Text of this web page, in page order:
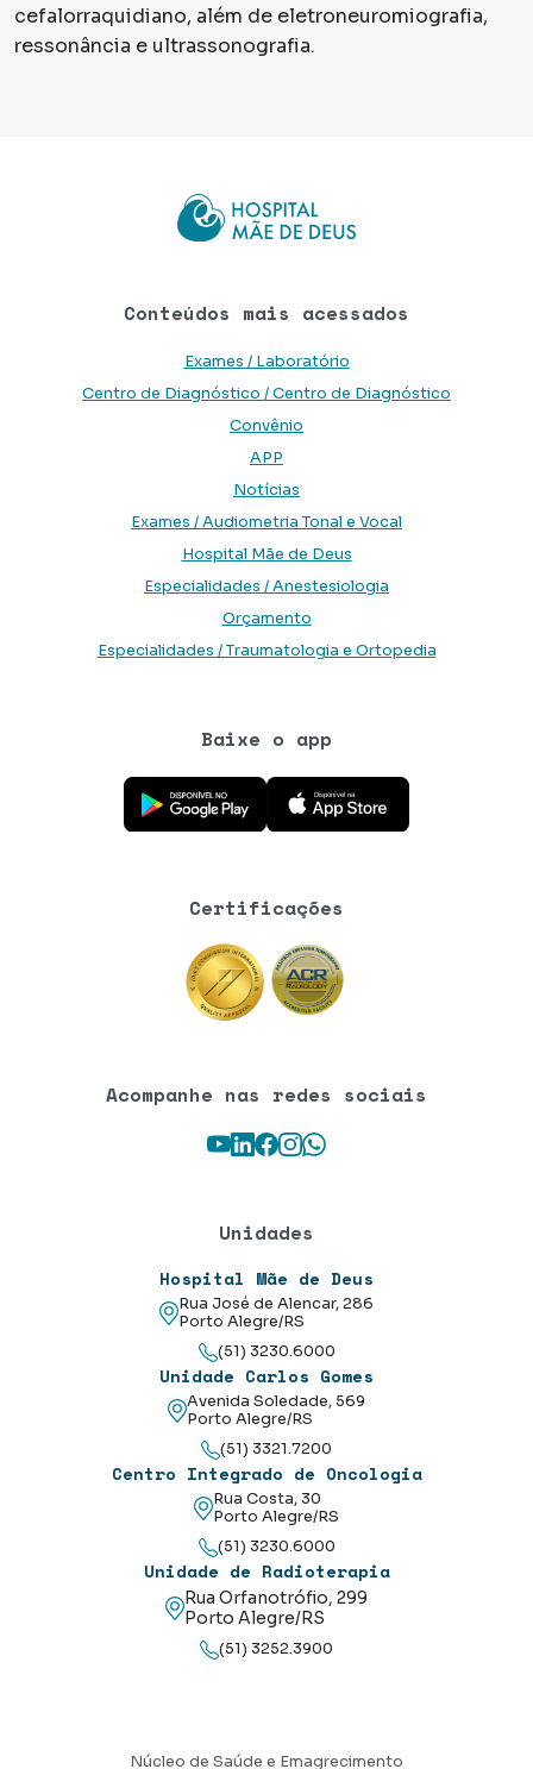
cefalorraquidiano, além de eletroneuromiografia,
ressonância e ultrassonografia.
Conteúdos mais acessados
Exames / Laboratório
Centro de Diagnóstico / Centro de Diagnóstico
Convênio
APP
Notícias
Exames / Audiometria Tonal e Vocal
Hospital Mãe de Deus
Especialidades / Anestesiologia
Orçamento
Especialidades / Traumatologia e Ortopedia
Baixe o app
Baixe o aplicativo na Google Play Store
Baixe o aplicativo na App Store
Certificações
Acompanhe nas redes sociais
Youtube
LinkedIn
Facebook
Instagram
WhatsApp
Unidades
Hospital Mãe de Deus
Rua José de Alencar, 286
Porto Alegre/RS
(51) 3230.6000
Unidade Carlos Gomes
Avenida Soledade, 569
Porto Alegre/RS
(51) 3321.7200
Centro Integrado de Oncologia
Rua Costa, 30
Porto Alegre/RS
(51) 3230.6000
Unidade de Radioterapia
Rua Orfanotrófio, 299
Porto Alegre/RS
(51) 3252.3900
Núcleo de Saúde e Emagrecimento